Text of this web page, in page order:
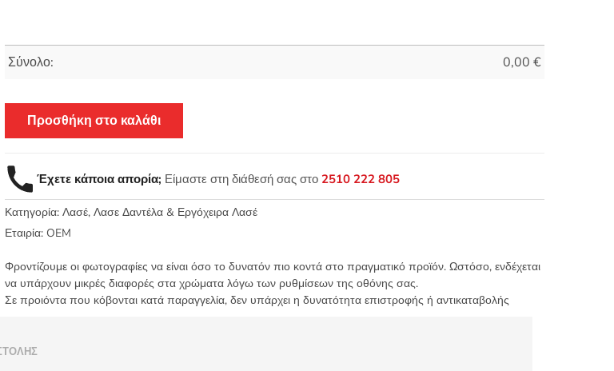
Σύνολο: 0,00 €
Προσθήκη στο καλάθι
Έχετε κάποια απορία; Είμαστε στη διάθεσή σας στο 2510 222 805
Κατηγορία: Λασέ, Λασε Δαντέλα & Εργόχειρα Λασέ
Εταιρία: OEM
Φροντίζουμε οι φωτογραφίες να είναι όσο το δυνατόν πιο κοντά στο πραγματικό προϊόν. Ωστόσο, ενδέχεται
να υπάρχουν μικρές διαφορές στα χρώματα λόγω των ρυθμίσεων της οθόνης σας.
Σε προιόντα που κόβονται κατά παραγγελία, δεν υπάρχει η δυνατότητα επιστροφής ή αντικαταβολής